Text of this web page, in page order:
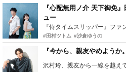
『心配無用ノ介 天下御免
ュー
#田村ツトム #沙倉ゆうの
『今から、親友やめよう
沢村玲、親友から一線を越え